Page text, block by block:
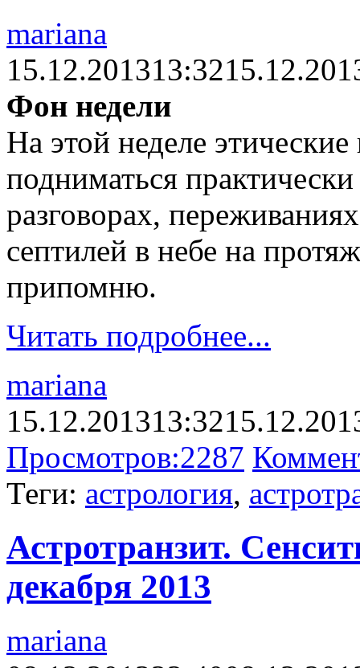
mariana
15.12.201313:32
Фон недели
На этой неделе
подниматься
разговорах,
септилей в небе на
припомню.
Читать подробнее...
mariana
15.12.201313:32
Просмотров:2287
Теги: астрология,
Астротранзит.
декабря 2013
mariana